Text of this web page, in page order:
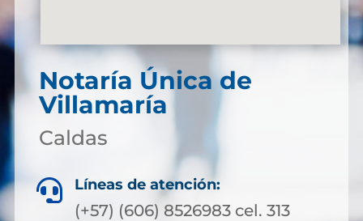
Notaría Única de
Villamaría
Caldas
 Líneas de atención:
(+57) (606) 8526983 cel. 313